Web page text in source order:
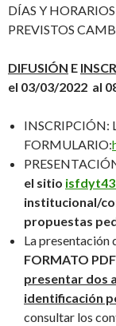
DÍAS Y
PREVISTOS
DIFUSIÓN E
el 03/03/2022 al
INSCRIPCIÓN:
FORMULARIO:
el sitio
institucional/
propuestas
La presentación
FORMATO PDF
presentar dos
identificación
consultar los